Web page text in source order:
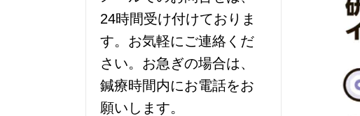
24時間受け付けておりま
す。お気軽にご連絡くだ
さい。お急ぎの場合は、
鍼療時間内にお電話をお
願いします。